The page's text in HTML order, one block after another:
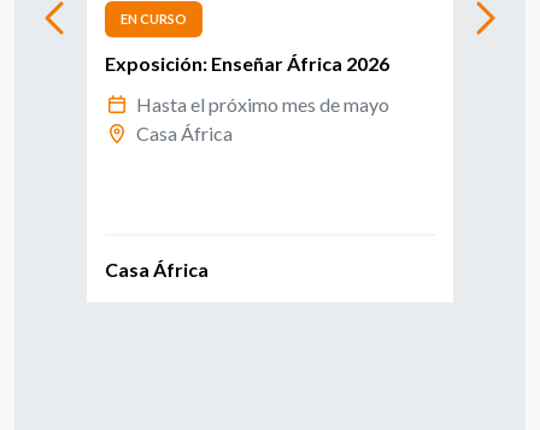
EN CURSO
Exposición: Enseñar África 2026
Hasta el próximo mes de mayo
Casa África
Casa África